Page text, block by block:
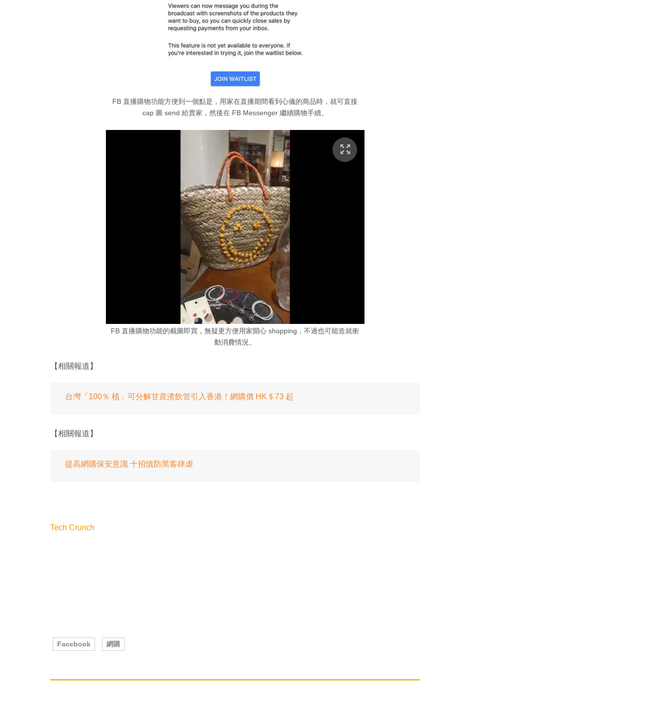
FB 直播購物功能方便到一個點是，用家在直播期間看到心儀的商品時，就可直接
cap 圖 send 給賣家，然後在 FB Messenger 繼續購物手續。
FB 直播購物功能的截圖即買，無疑更方便用家開心 shopping，不過也可能造就衝
動消費情況。
【相關報道】
台灣「100％ 植」可分解甘蔗渣飲管引入香港！網購價 HK＄73 起
【相關報道】
提高網購保安意識 十招慎防黑客肆虐
Tech Crunch
Facebook 網購